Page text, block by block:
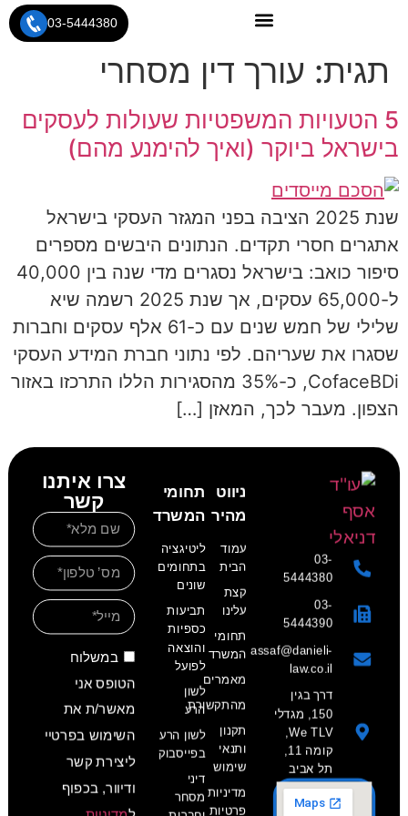
03-5444380
תגית: עורך דין מסחרי
5 הטעויות המשפטיות שעולות לעסקים
בישראל ביוקר (ואיך להימנע מהם)
שנת 2025 הציבה בפני המגזר העסקי בישראל
אתגרים חסרי תקדים. הנתונים היבשים מספרים
סיפור כואב: בישראל נסגרים מדי שנה בין 40,000
ל-65,000 עסקים, אך שנת 2025 רשמה שיא
שלילי של חמש שנים עם כ-61 אלף עסקים וחברות
שסגרו את שעריהם. לפי נתוני חברת המידע העסקי
CofaceBDi, כ-35% מהסגירות הללו התרכזו באזור
הצפון. מעבר לכך, המאזן […]
03-
5444380
03-
5444390
assaf@danieli-
law.co.il
דרך בגין
150, מגדלי
We TLV,
קומה 11,
תל אביב
ניווט
מהיר
עמוד
הבית
קצת
עלינו
תחומי
המשרד
מאמרים
מהתקשורת
תקנון
ותנאי
שימוש
מדיניות
פרטיות
תחומי
המשרד
ליטיגציה
בתחומים
שונים
תביעות
כספיות
והוצאה
לפועל
לשון
הרע
לשון הרע
בפייסבוק
דיני
מסחר
צרו איתנו
קשר
במשלוח
הטופס אני
מאשר/ת את
השימוש בפרטיי
ליצירת קשר
ודיוור, בכפוף